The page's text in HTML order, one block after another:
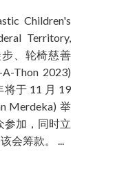
Children's
Territory,
步、轮椅慈善
Thon 2023)
于 11 月 19
Merdeka) 举
参加，同时立
会筹款。 ...